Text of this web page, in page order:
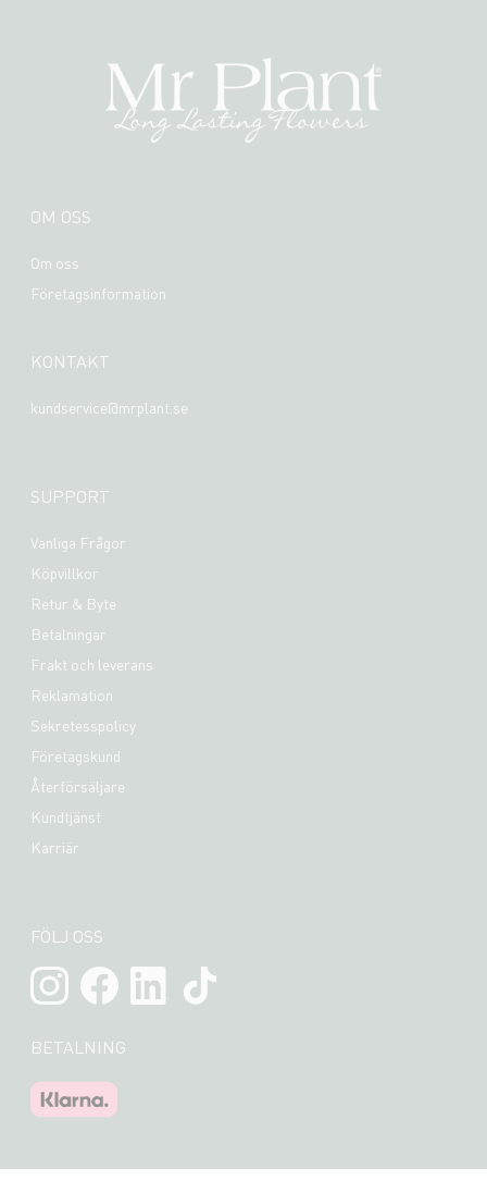
OM OSS
Om oss
Företagsinformation
KONTAKT
kundservice@mrplant.se
SUPPORT
Vanliga Frågor
Köpvillkor
Retur & Byte
Betalningar
Frakt och leverans
Reklamation
Sekretesspolicy
Företagskund
Återförsäljare
Kundtjänst
Karriär
FÖLJ OSS
BETALNING